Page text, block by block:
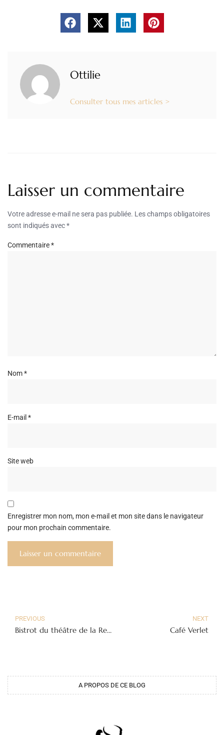
Ottilie
Consulter tous mes articles >
Laisser un commentaire
Votre adresse e-mail ne sera pas publiée. Les champs obligatoires
sont indiqués avec*
Commentaire*
Nom*
E-mail*
Site web
Enregistrer mon nom, mon e-mail et mon site dans le navigateur
pour mon prochain commentaire.
PREVIOUS
Bistrot du théâtre de la Renaissance
NEXT
Café Verlet
A PROPOS DE CE BLOG